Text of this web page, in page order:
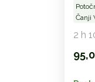
Čanji
2 h